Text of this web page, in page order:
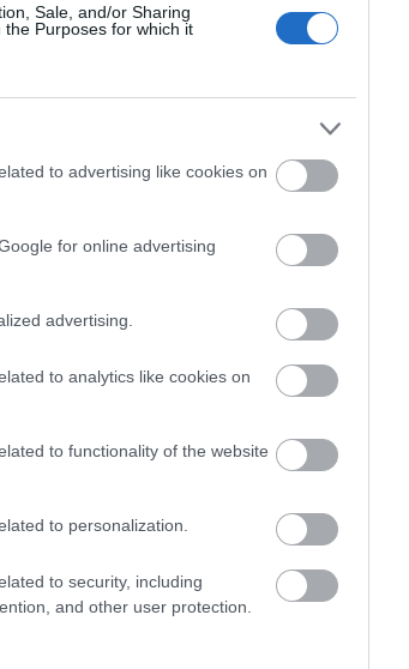
Sale, and/or Sharing
Purposes for which it
to advertising like cookies on
for online advertising
advertising.
to analytics like cookies on
to functionality of the website
to personalization.
to security, including
and other user protection.
A 10 legjobb
Szakács akarsz
mit gondol erről egy
Budapest rejtett
afrikai konyha
ázsiai konyha
baszk konyha
belgium
bocusedor
bocuse dor
dél amerika
english
északi konyha